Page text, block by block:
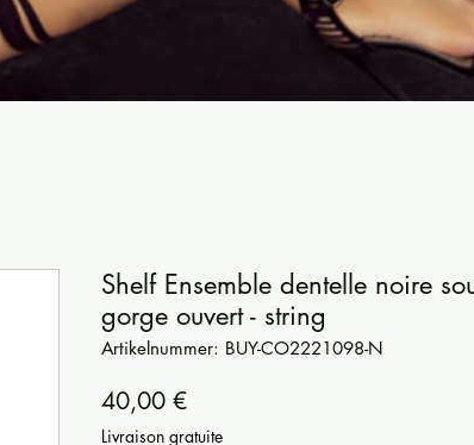
Shelf Ensemble dentelle noire
gorge ouvert - string
Artikelnummer: BUY-CO2221098-N
40,00 €Preis
Livraison gratuite